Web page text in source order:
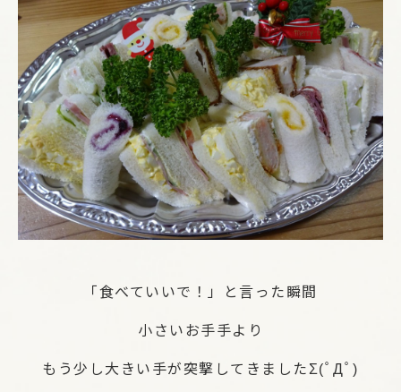
「食べていいで！」と言った瞬間
小さいお手手より
もう少し大きい手が突撃してきましたΣ(ﾟДﾟ)